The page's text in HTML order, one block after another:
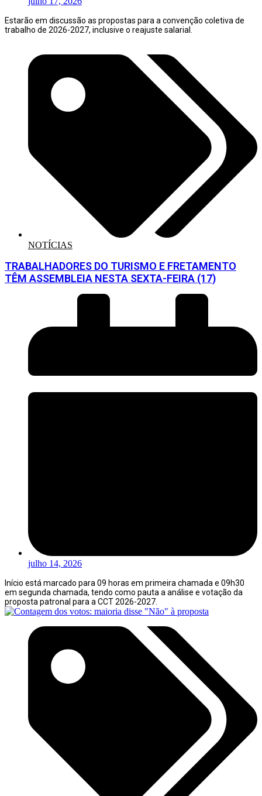
Estarão em discussão as propostas para a convenção coletiva de
trabalho de 2026-2027, inclusive o reajuste salarial.
NOTÍCIAS
TRABALHADORES DO TURISMO E FRETAMENTO
TÊM ASSEMBLEIA NESTA SEXTA-FEIRA (17)
julho 14, 2026
Início está marcado para 09 horas em primeira chamada e 09h30
em segunda chamada, tendo como pauta a análise e votação da
proposta patronal para a CCT 2026-2027.